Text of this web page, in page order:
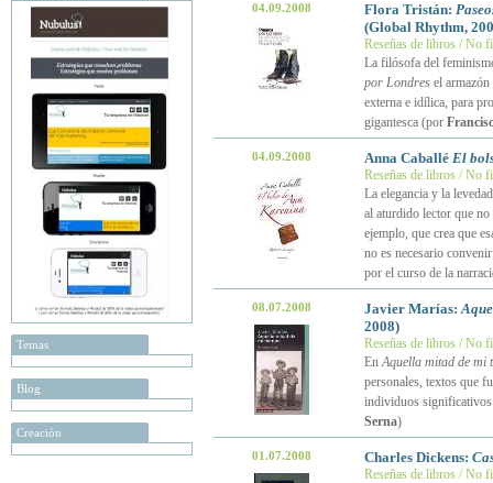
Temas
Blog
Creación
04.09.2008 Flora Tristán:
(Global Rhythm,
Reseñas de libros / No
La filósofa del
por Londresel armazón
externa e idílica, para
gigantesca (por
04.09.2008 Anna Caballé El
Reseñas de libros / No
La elegancia y la
al aturdido lector que
ejemplo, que crea que
no es necesario
por el curso de la
08.07.2008 Javier Marías:
2008)
Reseñas de libros / No
EnAquella mitad de mi
personales, textos que
individuos
Serna)
01.07.2008 Charles Dickens:
Reseñas de libros / No